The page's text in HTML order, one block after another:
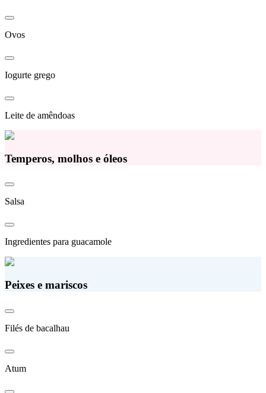
Ovos
Iogurte grego
Leite de amêndoas
Temperos, molhos e óleos
Salsa
Ingredientes para guacamole
Peixes e mariscos
Filés de bacalhau
Atum